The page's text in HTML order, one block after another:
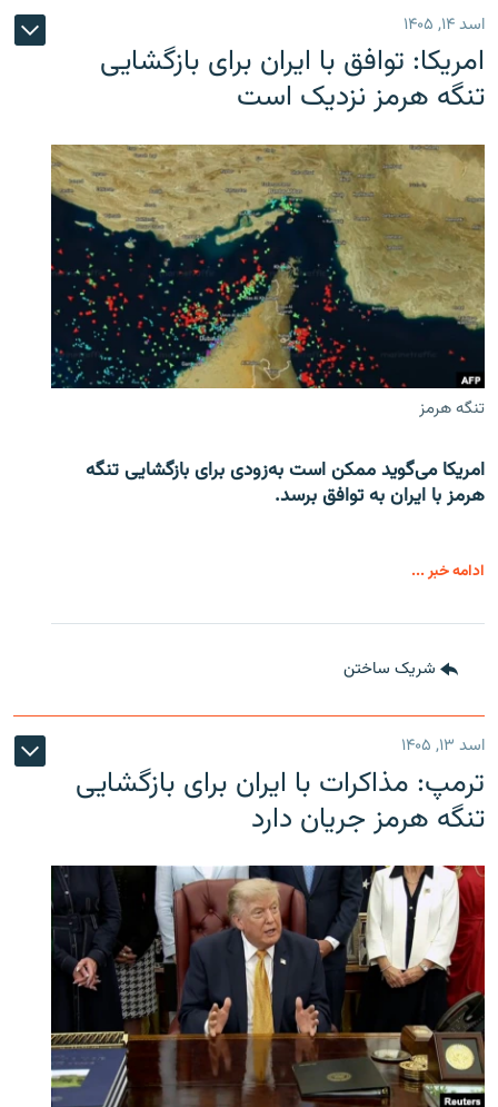
اسد ۱۴, ۱۴۰۵
امریکا: توافق با ایران برای بازگشایی
تنگه هرمز نزدیک است
تنگه هرمز
امریکا می‌گوید ممکن است به‌زودی برای بازگشایی تنگه
هرمز با ایران به توافق برسد.
ادامه خبر ...
شریک ساختن
اسد ۱۳, ۱۴۰۵
ترمپ: مذاکرات با ایران برای بازگشایی
تنگه هرمز جریان دارد